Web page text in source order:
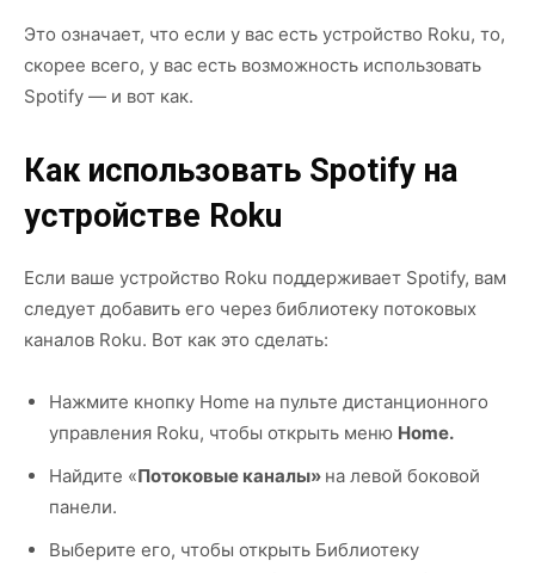
Это означает, что если у вас есть устройство Roku, то,
скорее всего, у вас есть возможность использовать
Spotify — и вот как.
Как использовать Spotify на
устройстве Roku
Если ваше устройство Roku поддерживает Spotify, вам
следует добавить его через библиотеку потоковых
каналов Roku. Вот как это сделать:
Нажмите кнопку Home на пульте дистанционного
управления Roku, чтобы открыть меню Home.
Найдите «Потоковые каналы» на левой боковой
панели.
Выберите его, чтобы открыть Библиотеку